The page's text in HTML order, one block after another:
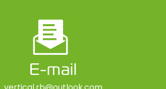
E-mail